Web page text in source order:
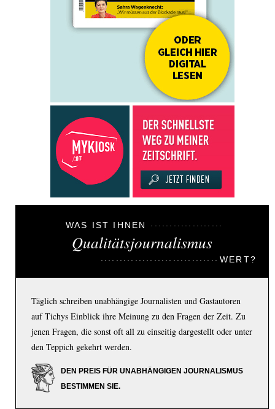
WAS IST IHNEN
Qualitätsjournalismus
WERT?
Täglich schreiben unabhängige Journalisten und Gastautoren
auf Tichys Einblick ihre Meinung zu den Fragen der Zeit. Zu
jenen Fragen, die sonst oft all zu einseitig dargestellt oder unter
den Teppich gekehrt werden.
DEN PREIS FÜR UNABHÄNGIGEN JOURNALISMUS
BESTIMMEN SIE.